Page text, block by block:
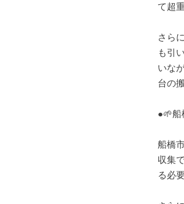
て超
さら
も引
いな
台の
●🌱船
船橋
収集
る必